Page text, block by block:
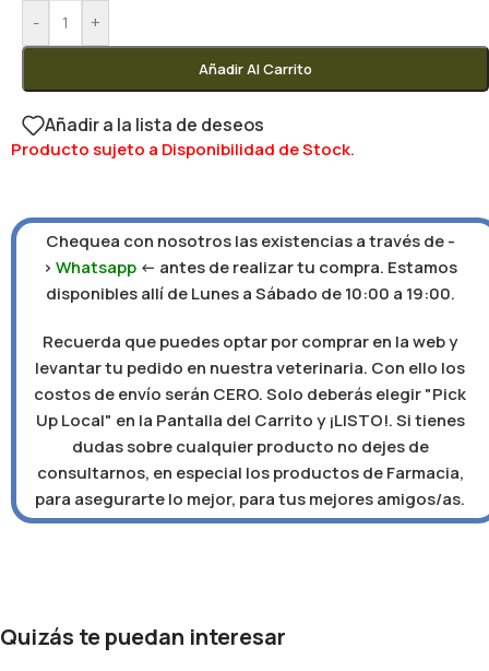
- +
Añadir Al Carrito
Añadir a la lista de deseos
Producto sujeto a Disponibilidad de Stock.
Chequea con nosotros las existencias a través de -
>Whatsapp <- antes de realizar tu compra. Estamos
disponibles allí de Lunes a Sábado de 10:00 a 19:00.
Recuerda que puedes optar por comprar en la web y
levantar tu pedido en nuestra veterinaria. Con ello los
costos de envío serán CERO. Solo deberás elegir "Pick
Up Local" en la Pantalla del Carrito y ¡LISTO!. Si tienes
dudas sobre cualquier producto no dejes de
consultarnos, en especial los productos de Farmacia,
para asegurarte lo mejor, para tus mejores amigos/as.
Quizás te puedan interesar